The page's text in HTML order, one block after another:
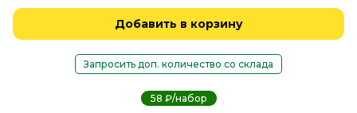
Добавить в корзину
Запросить доп. количество со склада
58 ₽/набор